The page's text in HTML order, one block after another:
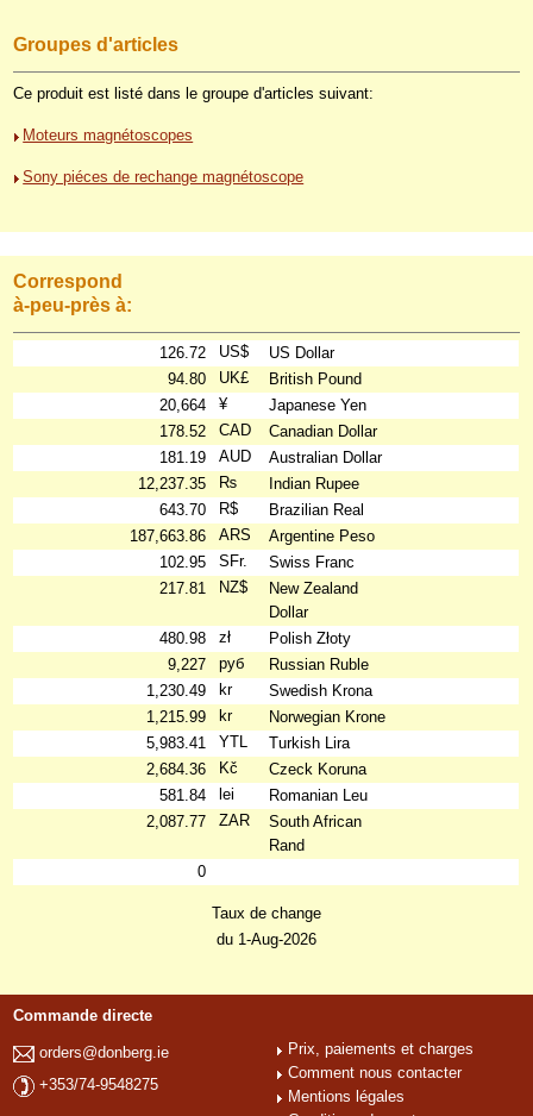
Groupes d'articles
Ce produit est listé dans le groupe d'articles suivant:
Moteurs magnétoscopes
Sony piéces de rechange magnétoscope
Correspond
à-peu-près à:
126.72 US$
US Dollar
94.80
UK£
British Pound
20,664
¥
Japanese Yen
178.52
CAD
Canadian Dollar
181.19
AUD
Australian Dollar
12,237.35
₨
Indian Rupee
643.70
R$
Brazilian Real
187,663.86
ARS
Argentine Peso
102.95
SFr.
Swiss Franc
217.81
NZ$
New Zealand
Dollar
480.98
zł
Polish Złoty
9,227
руб
Russian Ruble
1,230.49
kr
Swedish Krona
1,215.99
kr
Norwegian Krone
5,983.41
YTL
Turkish Lira
2,684.36
Kč
Czeck Koruna
581.84
lei
Romanian Leu
2,087.77
ZAR
South African
Rand
0
Taux de change
du 1-Aug-2026
Commande directe
orders@donberg.ie
+353/74-9548275
Prix, paiements et charges
Comment nous contacter
Mentions légales